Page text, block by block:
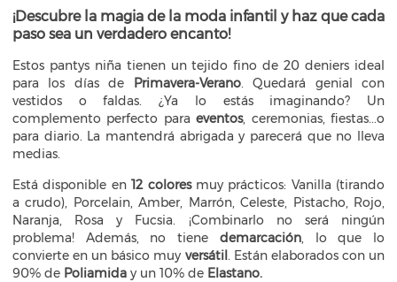
¡Descubre la magia de la moda infantil y haz que cada
paso sea un verdadero encanto!
Estos pantys niña tienen un tejido fino de 20 deniers ideal
para los días de Primavera-Verano. Quedará genial con
vestidos o faldas. ¿Ya lo estás imaginando? Un
complemento perfecto paraeventos, ceremonias, fiestas...o
para diario. La mantendrá abrigada y parecerá que no lleva
medias.
Está disponible en12 coloresmuy prácticos: Vanilla (tirando
a crudo), Porcelain, Amber, Marrón, Celeste, Pistacho, Rojo,
Naranja, Rosa y Fucsia. ¡Combinarlo no será ningún
problema! Además, no tiene demarcación, lo que lo
convierte en un básico muy versátil. Están elaborados con un
90% de Poliamida y un 10% de Elastano.